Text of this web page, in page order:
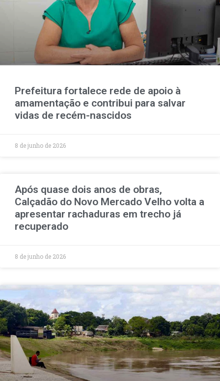
Prefeitura fortalece rede de apoio à
amamentação e contribui para salvar
vidas de recém-nascidos
8 de junho de 2026
Após quase dois anos de obras,
Calçadão do Novo Mercado Velho volta a
apresentar rachaduras em trecho já
recuperado
8 de junho de 2026